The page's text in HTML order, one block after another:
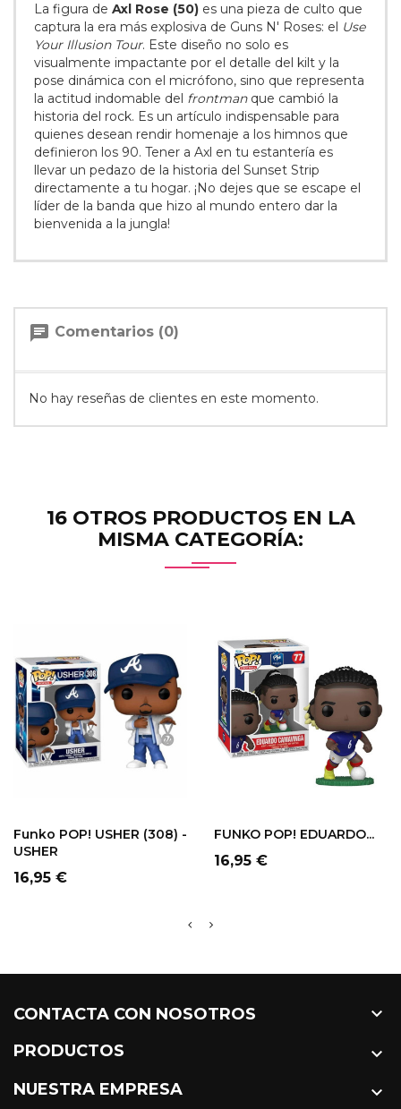
La figura de Axl Rose (50) es una pieza de culto que
captura la era más explosiva de Guns N' Roses: el Use
Your Illusion Tour. Este diseño no solo es
visualmente impactante por el detalle del kilt y la
pose dinámica con el micrófono, sino que representa
la actitud indomable del frontmanque cambió la
historia del rock. Es un artículo indispensable para
quienes desean rendir homenaje a los himnos que
definieron los 90. Tener a Axl en tu estantería es
llevar un pedazo de la historia del Sunset Strip
directamente a tu hogar. ¡No dejes que se escape el
líder de la banda que hizo al mundo entero dar la
bienvenida a la jungla!
chat Comentarios (0)
No hay reseñas de clientes en este momento.
16 OTROS PRODUCTOS EN LA
MISMA CATEGORÍA:
Funko POP! USHER (308) -
USHER
Precio
16,95 €
FUNKO POP! EDUARDO...
Precio
16,95 €
CONTACTA CON NOSOTROS 
PRODUCTOS 
NUESTRA EMPRESA 